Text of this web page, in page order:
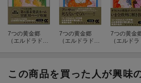
7つの黄金郷
（エルドラド）
7つの黄金郷
（エルドラド）
7つの黄金
（エルドラ
この商品を買った人が興味